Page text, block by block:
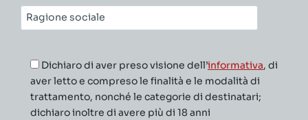
Ragione
sociale*
Dichiaro di aver preso visione dell’informativa, di
aver letto e compreso le finalità e le modalità di
trattamento, nonché le categorie di destinatari;
dichiaro inoltre di avere più di 18 anni